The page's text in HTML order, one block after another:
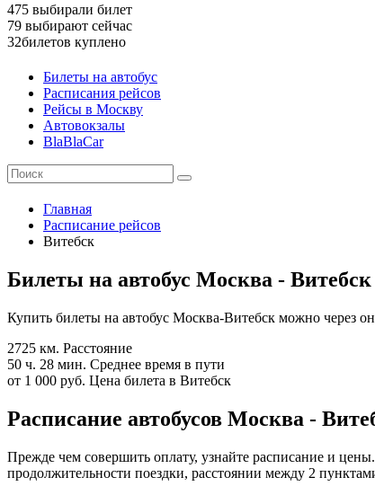
475 выбирали билет
79 выбирают сейчас
32билетов куплено
Билеты на автобус
Расписания рейсов
Рейсы в Москву
Автовокзалы
BlaBlaCar
Главная
Расписание рейсов
Витебск
Билеты на автобус Москва - Витебск
Купить билеты на автобус Москва-Витебск можно через
2725 км. Расстояние
50 ч. 28 мин. Среднее время в пути
от 1 000 руб. Цена билета в Витебск
Расписание автобусов Москва -
Прежде чем совершить оплату, узнайте расписание и
продолжительности поездки, расстоянии между 2